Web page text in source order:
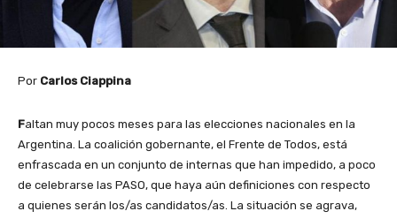
Por Carlos Ciappina
Faltan muy pocos meses para las elecciones nacionales en la
Argentina. La coalición gobernante, el Frente de Todos, está
enfrascada en un conjunto de internas que han impedido, a poco
de celebrarse las PASO, que haya aún definiciones con respecto
a quienes serán los/as candidatos/as. La situación se agrava,